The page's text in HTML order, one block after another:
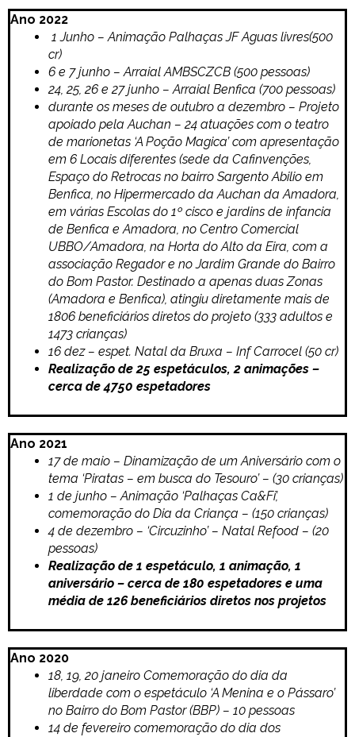
Ano 2022
1 Junho – Animação Palhaças JF Aguas livres(500
cr)
6 e 7 junho – Arraial AMBSCZCB (500 pessoas)
24, 25, 26 e 27 junho – Arraial Benfica (700 pessoas)
durante os meses de outubro a dezembro – Projeto
apoiado pela Auchan – 24 atuações com o teatro
de marionetas ‘A Poção Magica’ com apresentação
em 6 Locais diferentes (sede da Cafinvenções,
Espaço do Retrocas no bairro Sargento Abilio em
Benfica, no Hipermercado da Auchan da Amadora,
em várias Escolas do 1º cisco e jardins de infancia
de Benfica e Amadora, no Centro Comercial
UBBO/Amadora, na Horta do Alto da Eira, com a
associação Regador e no Jardim Grande do Bairro
do Bom Pastor. Destinado a apenas duas Zonas
(Amadora e Benfica), atingiu diretamente mais de
1806 beneficiários diretos do projeto (333 adultos e
1473 crianças)
16 dez – espet. Natal da Bruxa – Inf Carrocel (50 cr)
Realização de 25 espetáculos, 2 animações –
cerca de 4750 espetadores
Ano 2021
17 de maio – Dinamização de um Aniversário com o
tema ‘Piratas – em busca do Tesouro’ – (30 crianças)
1 de junho – Animação ‘Palhaças Ca&Fi’,
comemoração do Dia da Criança – (150 crianças)
4 de dezembro – ‘Circuzinho’ – Natal Refood – (20
pessoas)
Realização de 1 espetáculo, 1 animação, 1
aniversário – cerca de 180 espetadores e uma
média de 126 beneficiários diretos nos projetos
Ano 2020
18, 19, 20 janeiro Comemoração do dia da
liberdade com o espetáculo ‘A Menina e o Pássaro’
no Bairro do Bom Pastor (BBP) – 10 pessoas
14 de fevereiro comemoração do dia dos